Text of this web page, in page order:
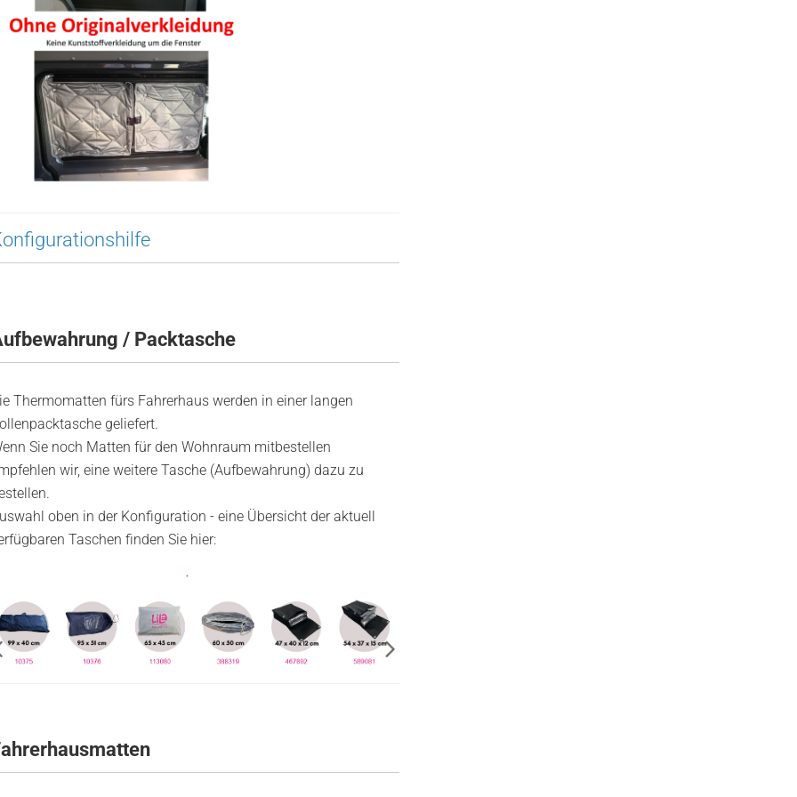
/ Packtasche
Thermomatten fürs Fahrerhaus werden in einer langen
geliefert.
Sie noch Matten für den Wohnraum mitbestellen
wir, eine weitere Tasche (Aufbewahrung) dazu zu
oben in der Konfiguration - eine Übersicht der aktuell
Taschen finden Sie hier: